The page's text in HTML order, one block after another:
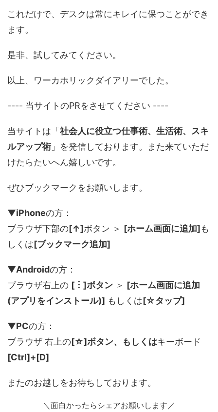
これだけで、デスクは常にキレイに保つことができ
ます。
是非、試してみてください。
以上、ワーカホリックダイアリーでした。
---- 当サイトのPRをさせてください ----
当サイトは「社会人に役立つ仕事術、生活術、スキ
ルアップ術」を発信しております。また来ていただ
けたらたいへん嬉しいです。
ぜひブックマークをお願いします。
▼iPhoneの方：
ブラウザ下部の[↑]ボタン ＞ [ホーム画面に追加]も
しくは[ブックマーク追加]
▼Androidの方：
ブラウザ右上の [︙]ボタン ＞ [ホーム画面に追加
(アプリをインストール)] もしくは[☆タップ]
▼PCの方：
ブラウザ 右上の[☆]ボタン、もしくはキーボード
[Ctrl]+[D]
またのお越しをお待ちしております。
＼面白かったらシェアお願いします／